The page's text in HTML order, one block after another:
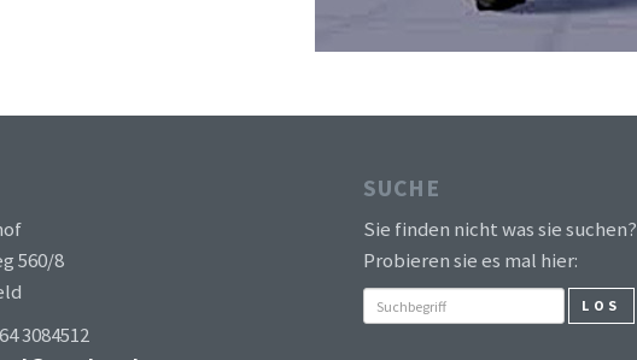
560/8
3084512
SUCHE
Sie finden nicht was sie suchen?
Probieren sie es mal hier:
LOS